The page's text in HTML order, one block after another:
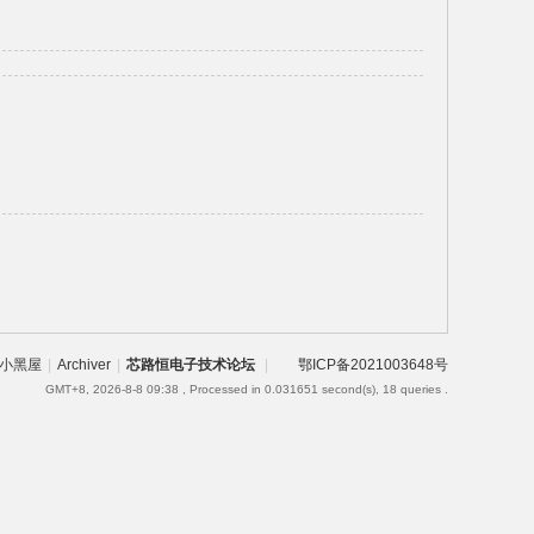
小黑屋 | Archiver | 芯路恒电子技术论坛 | 鄂ICP备2021003648号
GMT+8, 2026-8-8 09:38 , Processed in 0.031651 second(s), 18 queries .